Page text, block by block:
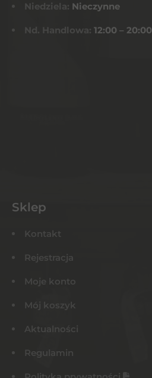
Niedziela: Nieczynne
Nd. Handlowa: 12:00 – 20:00
Sklep
Kontakt
Rejestracja
Moje konto
Mój koszyk
Aktualności
Regulamin